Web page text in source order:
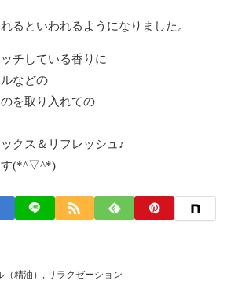
るといわれるようになりました。
チしている香りに
などの
を取り入れての
クス＆リフレッシュ♪
す(*^▽^*)
精油） , リラクゼーション